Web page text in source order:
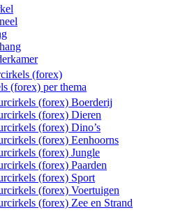
(forex)
(forex) per thema
(forex) Boerderij
(forex) Dieren
(forex) Dino’s
(forex) Eenhoorns
(forex) Jungle
(forex) Paarden
(forex) Sport
(forex) Voertuigen
(forex) Zee en Strand